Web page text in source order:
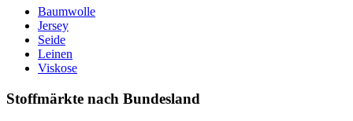
Baumwolle
Jersey
Seide
Leinen
Viskose
Stoffmärkte nach Bundesland